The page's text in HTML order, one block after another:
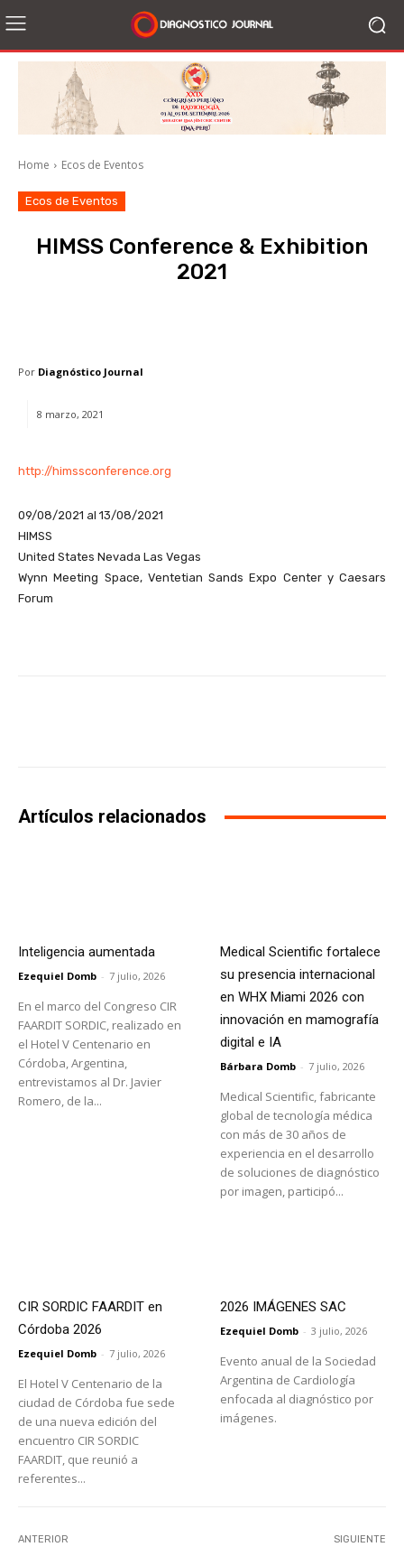
Home Ecos de Eventos
Ecos de Eventos
HIMSS Conference & Exhibition
2021
Por Diagnóstico Journal
8 marzo, 2021
http://himssconference.org
09/08/2021 al 13/08/2021
HIMSS
United States Nevada Las Vegas
Wynn Meeting Space, Ventetian Sands Expo Center y Caesars
Forum
Artículos relacionados
Inteligencia aumentada
Ezequiel Domb - 7 julio, 2026
En el marco del Congreso CIR
FAARDIT SORDIC, realizado en
el Hotel V Centenario en
Córdoba, Argentina,
entrevistamos al Dr. Javier
Romero, de la...
Medical Scientific fortalece
su presencia internacional
en WHX Miami 2026 con
innovación en mamografía
digital e IA
Bárbara Domb - 7 julio, 2026
Medical Scientific, fabricante
global de tecnología médica
con más de 30 años de
experiencia en el desarrollo
de soluciones de diagnóstico
por imagen, participó...
CIR SORDIC FAARDIT en
Córdoba 2026
Ezequiel Domb - 7 julio, 2026
El Hotel V Centenario de la
ciudad de Córdoba fue sede
de una nueva edición del
encuentro CIR SORDIC
FAARDIT, que reunió a
referentes...
2026 IMÁGENES SAC
Ezequiel Domb - 3 julio, 2026
Evento anual de la Sociedad
Argentina de Cardiología
enfocada al diagnóstico por
imágenes.
ANTERIOR SIGUIENTE